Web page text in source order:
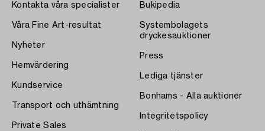
Kontakta våra specialister
Våra Fine Art-resultat
Nyheter
Hemvärdering
Kundservice
Transport och uthämtning
Private Sales
Bukipedia
Systembolagets
dryckesauktioner
Press
Lediga tjänster
Bonhams - Alla auktioner
Integritetspolicy